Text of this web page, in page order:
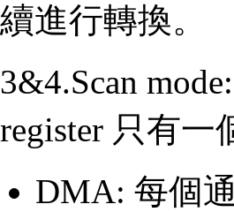
續進行轉換。
3&4.Scan
register 只有
DMA: 每個